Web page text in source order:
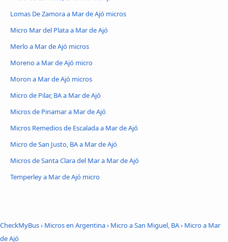
Lomas De Zamora a Mar de Ajó micros
Micro Mar del Plata a Mar de Ajó
Merlo a Mar de Ajó micros
Moreno a Mar de Ajó micro
Moron a Mar de Ajó micros
Micro de Pilar, BA a Mar de Ajó
Micros de Pinamar a Mar de Ajó
Micros Remedios de Escalada a Mar de Ajó
Micro de San Justo, BA a Mar de Ajó
Micros de Santa Clara del Mar a Mar de Ajó
Temperley a Mar de Ajó micro
CheckMyBus› Micros en Argentina› Micro a San Miguel, BA› Micro a Mar
de Ajó